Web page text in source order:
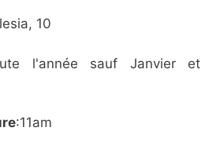
10
l'année sauf Janvier et
:11am